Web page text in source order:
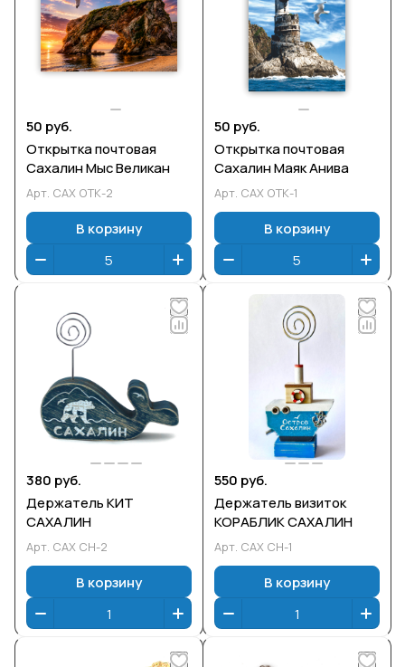
50 руб.
Открытка почтовая
Сахалин Мыс Великан
Арт. САХ ОТК-2
В корзину
50 руб.
Открытка почтовая
Сахалин Маяк Анива
Арт. САХ ОТК-1
В корзину
380 руб.
Держатель КИТ
САХАЛИН
Арт. САХ СН-2
В корзину
550 руб.
Держатель визиток
КОРАБЛИК САХАЛИН
Арт. САХ СН-1
В корзину